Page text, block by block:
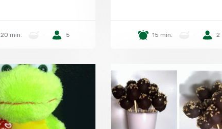
20 min. 5 15 min. 2